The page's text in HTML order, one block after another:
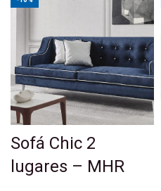
Sofá Chic 2
lugares – MHR